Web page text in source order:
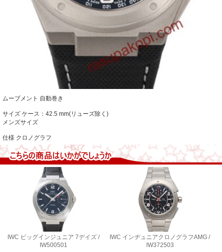
ムーブメント 自動巻き
サイズ ケース：42.5 mm(リューズ除く)
メンズサイズ
仕様 クロノグラフ
IWC ビッグインジュニア 7デイズ /
IW500501
IWC インヂュニアクロノグラフAMG /
IW372503